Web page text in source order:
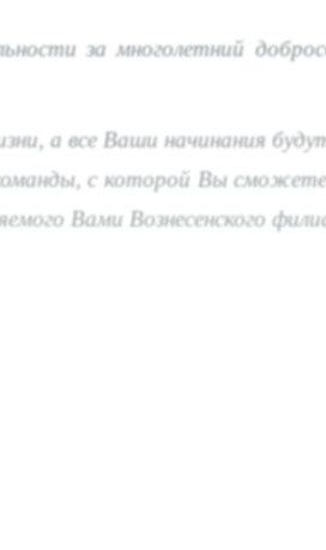
за многолетний
а все Ваши начинания
команды, с которой Вы
Вами Вознесенского